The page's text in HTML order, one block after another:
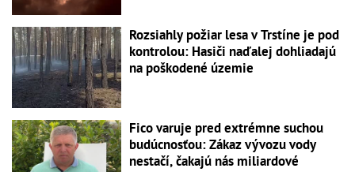
Rozsiahly požiar lesa v Trstíne je pod
kontrolou: Hasiči naďalej dohliadajú
na poškodené územie
Fico varuje pred extrémne suchou
budúcnosťou: Zákaz vývozu vody
nestačí, čakajú nás miliardové